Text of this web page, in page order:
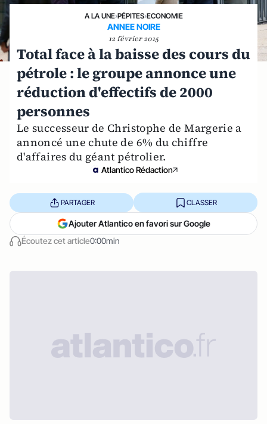
A LA UNE›PÉPITES›ECONOMIE
ANNEE NOIRE
12 février 2015
Total face à la baisse des cours du
pétrole : le groupe annonce une
réduction d'effectifs de 2000
personnes
Le successeur de Christophe de Margerie a
annoncé une chute de 6% du chiffre
d'affaires du géant pétrolier.
Atlantico Rédaction
Écoutez cet article0:00min
PARTAGER CLASSER
Ajouter Atlantico en favori sur Google